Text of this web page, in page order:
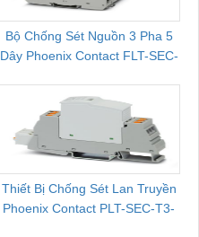
Bộ Chống Sét Nguồn 3 Pha 5
Dây Phoenix Contact FLT-SEC-
Thiết Bị Chống Sét Lan Truyền
Phoenix Contact PLT-SEC-T3-